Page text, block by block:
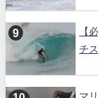
【
チ
マ